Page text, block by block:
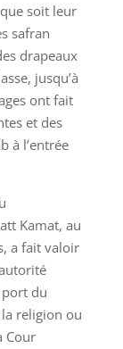
soit leur
safran
drapeaux
jusqu’à
ont fait
et des
à l’entrée
Kamat, au
a fait valoir
du
religion ou
Cour